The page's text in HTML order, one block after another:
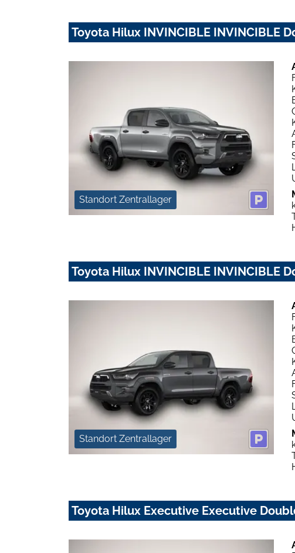
Toyota Hilux INVINCIBLE INVINCIBLE
Standort Zentrallager
Toyota Hilux INVINCIBLE INVINCIBLE
Standort Zentrallager
Toyota Hilux Executive Executive